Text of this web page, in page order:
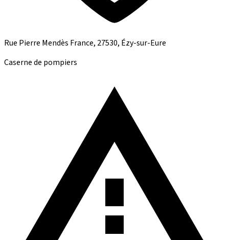
Rue Pierre Mendès France, 27530, Ézy-sur-Eure
Caserne de pompiers